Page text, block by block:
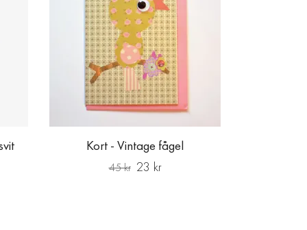
Kort - Vintage fågel
45 kr 23 kr